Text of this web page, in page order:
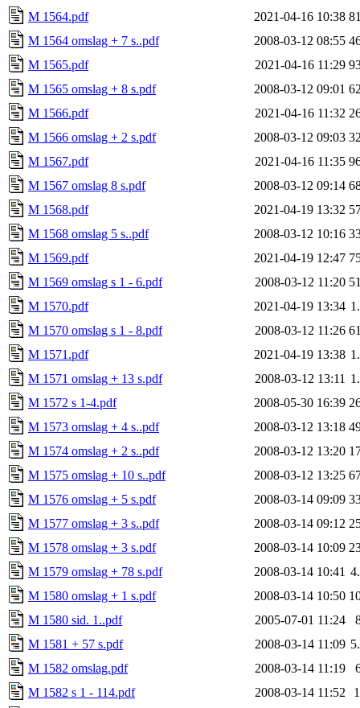
M 1564.pdf
2021-04-16 10:38
M 1564 omslag + 7 s..pdf
2008-03-12 08:55
M 1565.pdf
2021-04-16 11:29
M 1565 omslag + 8 s.pdf
2008-03-12 09:01
M 1566.pdf
2021-04-16 11:32
M 1566 omslag + 2 s.pdf
2008-03-12 09:03
M 1567.pdf
2021-04-16 11:35
M 1567 omslag 8 s.pdf
2008-03-12 09:14
M 1568.pdf
2021-04-19 13:32
M 1568 omslag 5 s..pdf
2008-03-12 10:16
M 1569.pdf
2021-04-19 12:47
M 1569 omslag s 1 - 6.pdf
2008-03-12 11:20
M 1570.pdf
2021-04-19 13:34
M 1570 omslag s 1 - 8.pdf
2008-03-12 11:26
M 1571.pdf
2021-04-19 13:38
M 1571 omslag + 13 s.pdf
2008-03-12 13:11
M 1572 s 1-4.pdf
2008-05-30 16:39
M 1573 omslag + 4 s..pdf
2008-03-12 13:18
M 1574 omslag + 2 s..pdf
2008-03-12 13:20
M 1575 omslag + 10 s..pdf
2008-03-12 13:25
M 1576 omslag + 5 s.pdf
2008-03-14 09:09
M 1577 omslag + 3 s..pdf
2008-03-14 09:12
M 1578 omslag + 3 s.pdf
2008-03-14 10:09
M 1579 omslag + 78 s.pdf
2008-03-14 10:41
M 1580 omslag + 1 s.pdf
2008-03-14 10:50
M 1580 sid. 1..pdf
2005-07-01 11:24
M 1581 + 57 s.pdf
2008-03-14 11:09
M 1582 omslag.pdf
2008-03-14 11:19
M 1582 s 1 - 114.pdf
2008-03-14 11:52